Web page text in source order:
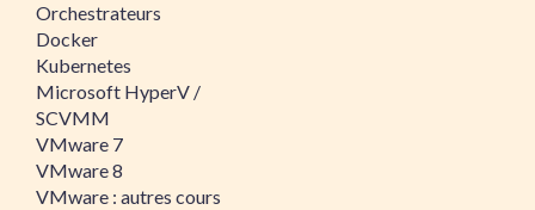
Orchestrateurs
Docker
Kubernetes
Microsoft HyperV /
SCVMM
VMware 7
VMware 8
VMware : autres cours